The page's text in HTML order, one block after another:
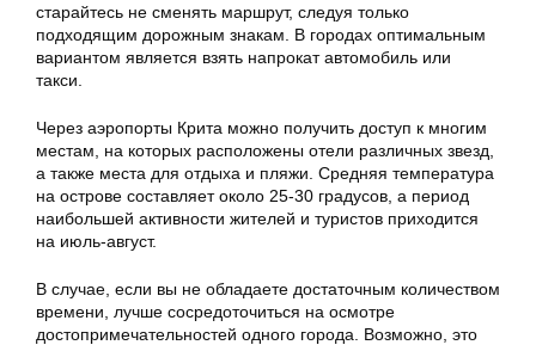
старайтесь не сменять маршрут, следуя только
подходящим дорожным знакам. В городах оптимальным
вариантом является взять напрокат автомобиль или
такси.
Через аэропорты Крита можно получить доступ к многим
местам, на которых расположены отели различных звезд,
а также места для отдыха и пляжи. Средняя температура
на острове составляет около 25-30 градусов, а период
наибольшей активности жителей и туристов приходится
на июль-август.
В случае, если вы не обладаете достаточным количеством
времени, лучше сосредоточиться на осмотре
достопримечательностей одного города. Возможно, это